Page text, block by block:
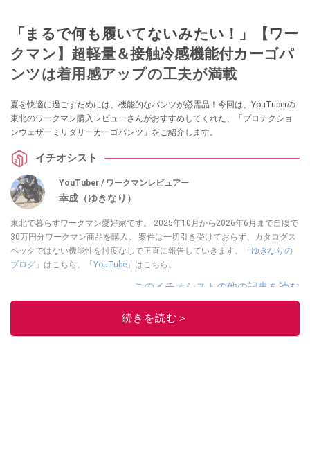
「まるで何も履いてないみたい！」【ワー
クマン】超軽量＆接触冷感機能付カーゴパ
ンツは着用感アップの工夫が満載
夏を快適に過ごすためには、機能的なパンツが必需品！今回は、YouTuberの
東北のワークマン購入レビューさんがおすすめしてくれた、「プロテクショ
ンウェザーミリタリーカーゴパンツ」をご紹介します。
イチオシスト
YouTuber / ワークマンレビュアー
幸成（ゆきなり）
東北で暮らすワークマン愛好家です。 2025年10月から2026年6月まで自腹で
30万円分ワークマン商品を購入。 案件は一切引き受けておらず、カタログス
ペックではない機能性を忖度なしで正直に報告していきます。「ゆきなりの
ブログ 」はこちら。「YouTube 」はこちら。
このイチオシストの他の記事を読む
続きを読む＞